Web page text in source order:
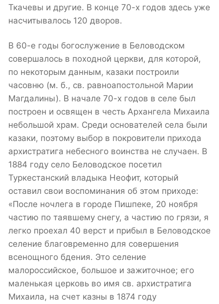
Ткачевы и другие. В конце 70-х годов здесь уже
насчитывалось 120 дворов.
В 60-е годы богослужение в Беловодском
совершалось в походной церкви, для которой,
по некоторым данным, казаки построили
часовню (м. б., св. равноапостольной Марии
Магдалины). В начале 70-х годов в селе был
построен и освящен в честь Архангела Михаила
небольшой храм. Среди основателей села были
казаки, поэтому выбор в покровители прихода
архистратига небесного воинства не случаен. В
1884 году село Беловодское посетил
Туркестанский владыка Неофит, который
оставил свои воспоминания об этом приходе:
«После ночлега в городе Пишпеке, 20 ноября
частию по таявшему снегу, а частию по грязи, я
легко проехал 40 верст и прибыл в Беловодское
селение благовременно для совершения
всенощного бдения. Это селение
малороссийское, большое и зажиточное; его
маленькая церковь во имя св. архистратига
Михаила, на счет казны в 1874 году